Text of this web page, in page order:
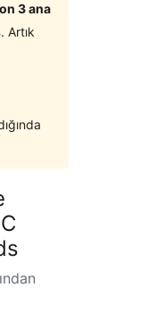
3 ana
. Artık